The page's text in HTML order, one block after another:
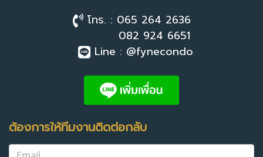
โทร. : 065 264 2636
082 924 6651
Line : @fynecondo
ต้องการให้ทีมงานติดต่อกลับ